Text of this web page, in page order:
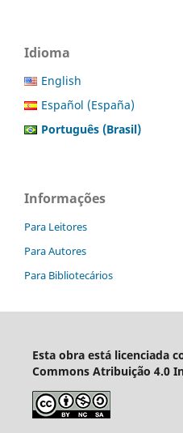
Idioma
English
Español (España)
Português (Brasil)
Informações
Para Leitores
Para Autores
Para Bibliotecários
Esta obra está licenciada
Commons Atribuição 4.0